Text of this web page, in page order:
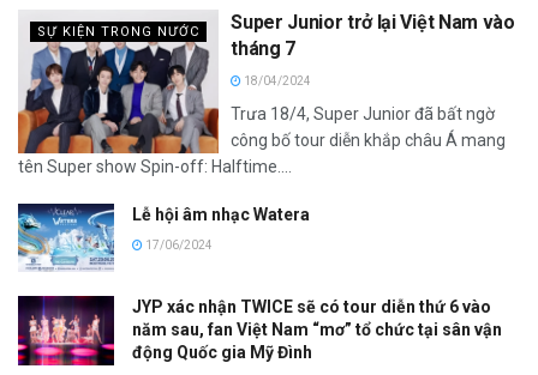
SỰ KIỆN TRONG NƯỚC
Super Junior trở lại Việt Nam vào
tháng 7
18/04/2024
Trưa 18/4, Super Junior đã bất ngờ
công bố tour diễn khắp châu Á mang
tên Super show Spin-off: Halftime....
Lễ hội âm nhạc Watera
17/06/2024
JYP xác nhận TWICE sẽ có tour diễn thứ 6 vào
năm sau, fan Việt Nam “mơ” tổ chức tại sân vận
động Quốc gia Mỹ Đình